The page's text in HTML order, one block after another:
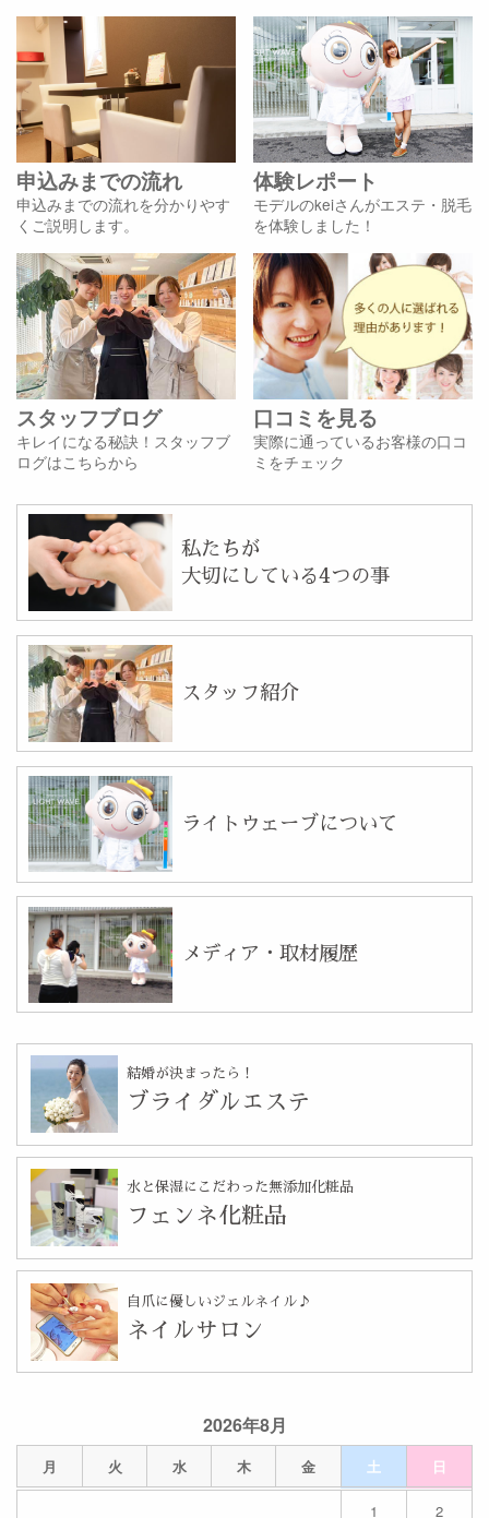
2026年8月
月 火 水 木 金 土 日
1 2
申込みまでの流れ
申込みまでの流れを分かりやす
くご説明します。
体験レポート
モデルのkeiさんがエステ・脱毛
を体験しました！
スタッフブログ
キレイになる秘訣！スタッフブ
ログはこちらから
口コミを見る
実際に通っているお客様の口コ
ミをチェック
私たちが
大切にしている4つの事
スタッフ紹介
ライトウェーブについて
メディア・取材履歴
結婚が決まったら！
ブライダルエステ
水と保湿にこだわった無添加化粧品
フェンネ化粧品
自爪に優しいジェルネイル♪
ネイルサロン